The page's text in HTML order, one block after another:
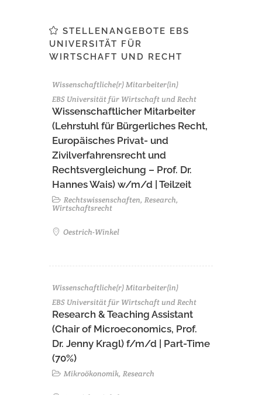
STELLENANGEBOTE EBS
UNIVERSITÄT FÜR
WIRTSCHAFT UND RECHT
Wissenschaftliche(r) Mitarbeiter(in)
EBS Universität für Wirtschaft und Recht
Wissenschaftlicher Mitarbeiter
(Lehrstuhl für Bürgerliches Recht,
Europäisches Privat- und
Zivilverfahrensrecht und
Rechtsvergleichung – Prof. Dr.
Hannes Wais) w/m/d | Teilzeit
Rechtswissenschaften, Research,
Wirtschaftsrecht
Oestrich-Winkel
Wissenschaftliche(r) Mitarbeiter(in)
EBS Universität für Wirtschaft und Recht
Research & Teaching Assistant
(Chair of Microeconomics, Prof.
Dr. Jenny Kragl) f/m/d | Part-Time
(70%)
Mikroökonomik, Research